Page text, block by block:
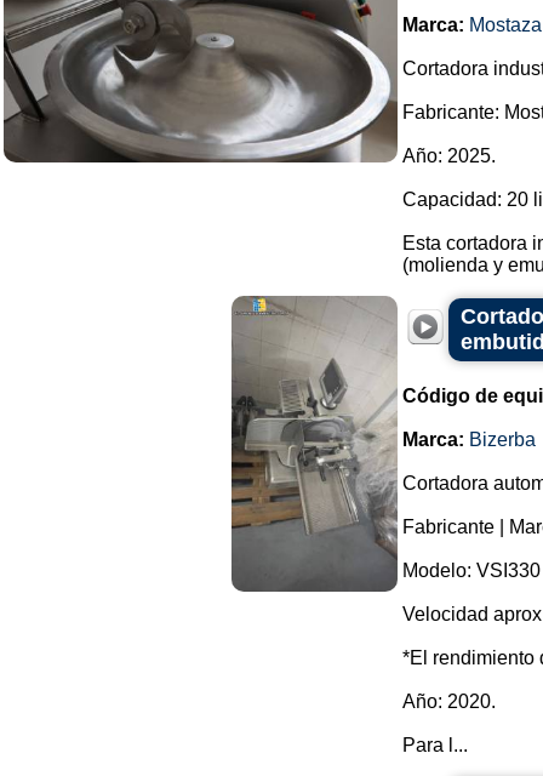
Marca: Mostaza
Cortadora
Fabricante:
Año: 2025.
Capacidad: 20
Esta cortadora
(molienda y
Código de
Marca: Bizerba
Cortadora
Fabricante |
Modelo:
Velocidad
*El rendimiento
Año: 2020.
Para l...